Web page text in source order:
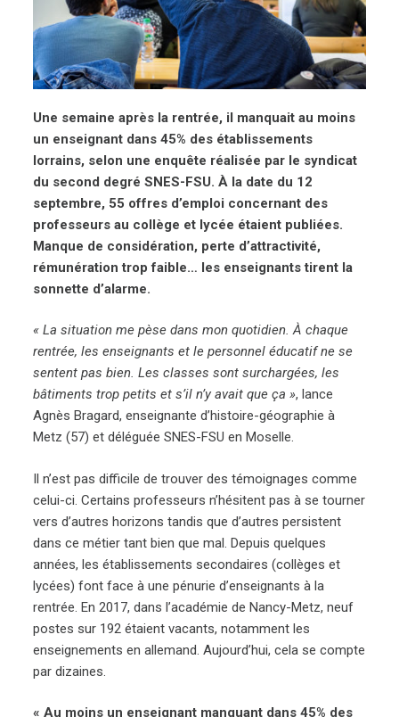
Une semaine après la rentrée, il manquait au moins
un enseignant dans 45% des établissements
lorrains, selon une enquête réalisée par le syndicat
du second degré SNES-FSU. À la date du 12
septembre, 55 offres d’emploi concernant des
professeurs au collège et lycée étaient publiées.
Manque de considération, perte d’attractivité,
rémunération trop faible… les enseignants tirent la
sonnette d’alarme.
« La situation me pèse dans mon quotidien. À chaque
rentrée, les enseignants et le personnel éducatif ne se
sentent pas bien. Les classes sont surchargées, les
bâtiments trop petits et s’il n’y avait que ça », lance
Agnès Bragard, enseignante d’histoire-géographie à
Metz (57) et déléguée SNES-FSU en Moselle.
Il n’est pas difficile de trouver des témoignages comme
celui-ci. Certains professeurs n’hésitent pas à se tourner
vers d’autres horizons tandis que d’autres persistent
dans ce métier tant bien que mal. Depuis quelques
années, les établissements secondaires (collèges et
lycées) font face à une pénurie d’enseignants à la
rentrée. En 2017, dans l’académie de Nancy-Metz, neuf
postes sur 192 étaient vacants, notamment les
enseignements en allemand. Aujourd’hui, cela se compte
par dizaines.
« Au moins un enseignant manquant dans 45% des